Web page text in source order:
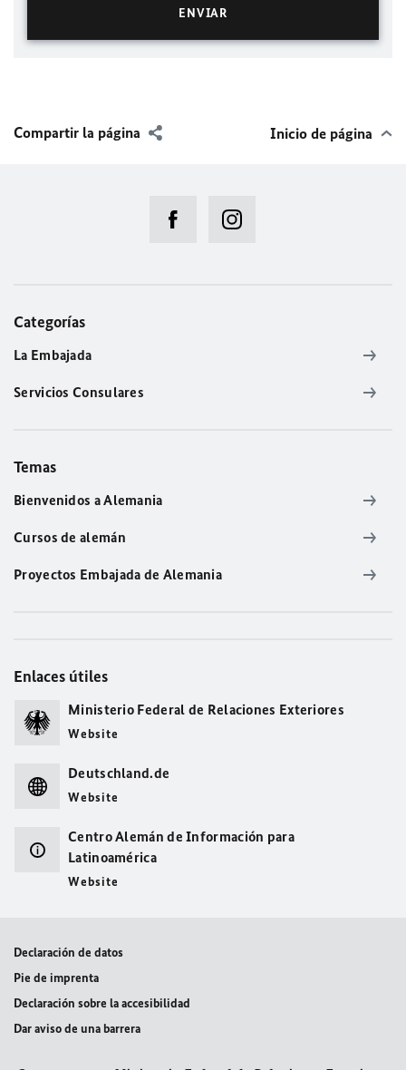
Compartir la página Inicio de página
Categorías
La Embajada
Servicios Consulares
Temas
Bienvenidos a Alemania
Cursos de alemán
Proyectos Embajada de Alemania
Enlaces útiles
Ministerio Federal de Relaciones Exteriores
Website
Deutschland.de
Website
Centro Alemán de Información para
Latinoamérica
Website
Declaración de datos
Pie de imprenta
Declaración sobre la accesibilidad
Dar aviso de una barrera